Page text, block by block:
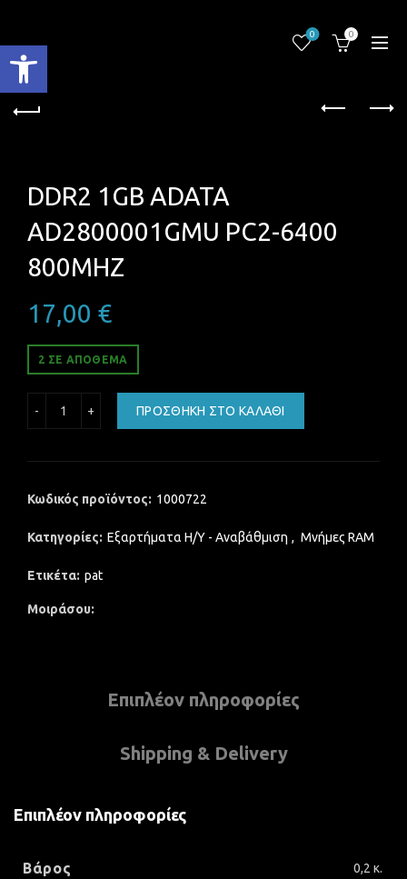
Ανοίξτε τη γραμμή εργαλείων
0 0
DDR2 1GB ADATA
AD2800001GMU PC2-6400
800MHZ
17,00 €
2 ΣΕ ΑΠΌΘΕΜΑ
ΠΡΟΣΘΉΚΗ ΣΤΟ ΚΑΛΆΘΙ
Κωδικός προϊόντος: 1000722
Κατηγορίες: Εξαρτήματα Η/Υ - Αναβάθμιση , Μνήμες RAM
Ετικέτα: pat
Μοιράσου
Επιπλέον πληροφορίες
Shipping & Delivery
Επιπλέον πληροφορίες
Βάρος 0,2 κ.